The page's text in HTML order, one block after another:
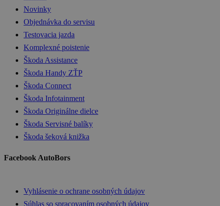
Novinky
Objednávka do servisu
Testovacia jazda
Komplexné poistenie
Škoda Assistance
Škoda Handy ZŤP
Škoda Connect
Škoda Infotainment
Škoda Originálne dielce
Škoda Servisné balíky
Škoda šeková knižka
Facebook AutoBors
Vyhlásenie o ochrane osobných údajov
Súhlas so spracovaním osobných údajov